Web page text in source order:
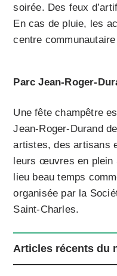
soirée. Des feux
En cas de pluie, les
centre
Parc Jean-Roger-
Une fête champêtre
Jean-Roger-Durand
artistes, des artisans
leurs œuvres en plein
lieu beau temps
organisée par la
Saint-Charles.
Articles récents du